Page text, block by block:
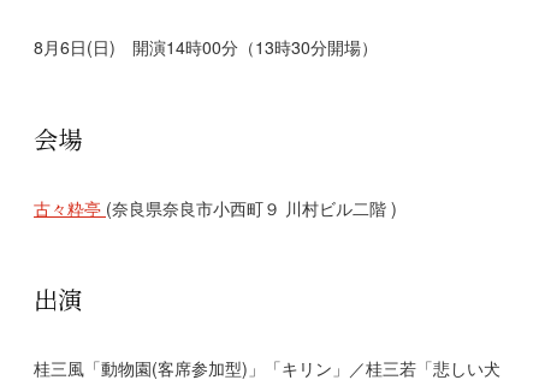
8月6日(日) 開演14時00分（13時30分開場）
会場
古々粋亭 (奈良県奈良市小西町９ 川村ビル二階 )
出演
桂三風「動物園(客席参加型)」「キリン」／桂三若「悲しい犬